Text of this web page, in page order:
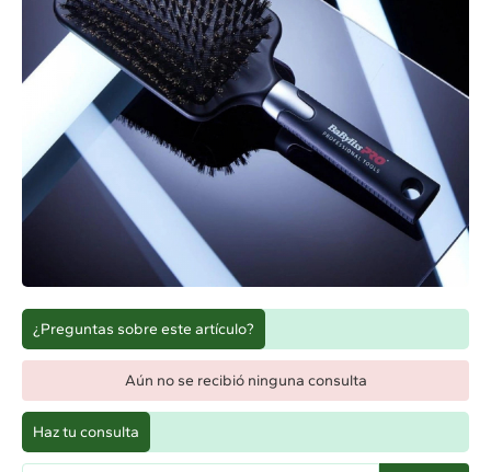
¿Preguntas sobre este artículo?
Aún no se recibió ninguna consulta
Haz tu consulta